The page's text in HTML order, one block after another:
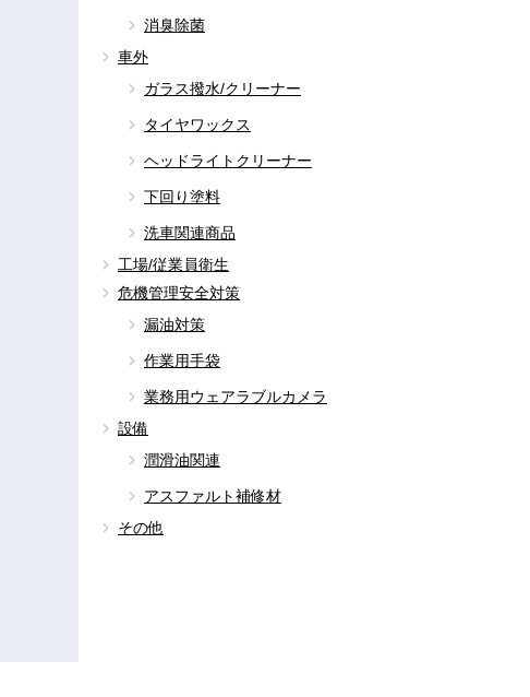
消臭除菌
車外
ガラス撥水/クリーナー
タイヤワックス
ヘッドライトクリーナー
下回り塗料
洗車関連商品
工場/従業員衛生
危機管理安全対策
漏油対策
作業用手袋
業務用ウェアラブルカメラ
設備
潤滑油関連
アスファルト補修材
その他